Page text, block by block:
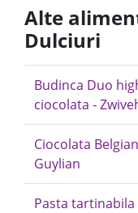
Alte
Dulciuri
Budinca Duo
ciocolata -
Ciocolata
Guylian
Pasta